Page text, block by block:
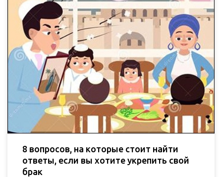
8 вопросов, на которые стоит найти
ответы, если вы хотите укрепить свой
брак